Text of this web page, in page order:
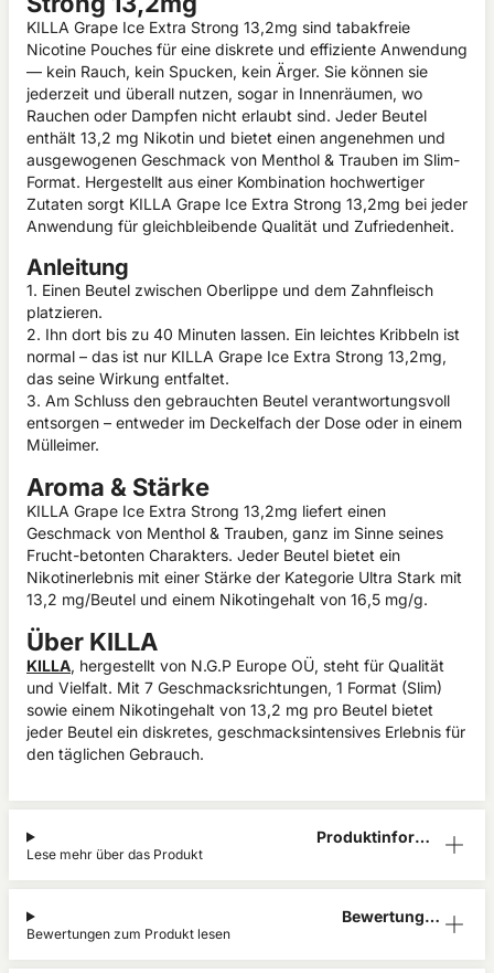
KILLA Grape Ice Extra Strong 13,2mg sind tabakfreie
Nicotine Pouches für eine diskrete und effiziente Anwendung
— kein Rauch, kein Spucken, kein Ärger. Sie können sie
jederzeit und überall nutzen, sogar in Innenräumen, wo
Rauchen oder Dampfen nicht erlaubt sind. Jeder Beutel
enthält 13,2 mg Nikotin und bietet einen angenehmen und
ausgewogenen Geschmack von Menthol & Trauben im Slim-
Format. Hergestellt aus einer Kombination hochwertiger
Zutaten sorgt KILLA Grape Ice Extra Strong 13,2mg bei jeder
Anwendung für gleichbleibende Qualität und Zufriedenheit.
Anleitung
1. Einen Beutel zwischen Oberlippe und dem Zahnfleisch
platzieren.
2. Ihn dort bis zu 40 Minuten lassen. Ein leichtes Kribbeln ist
normal – das ist nur KILLA Grape Ice Extra Strong 13,2mg,
das seine Wirkung entfaltet.
3. Am Schluss den gebrauchten Beutel verantwortungsvoll
entsorgen – entweder im Deckelfach der Dose oder in einem
Mülleimer.
Aroma & Stärke
KILLA Grape Ice Extra Strong 13,2mg liefert einen
Geschmack von Menthol & Trauben, ganz im Sinne seines
Frucht-betonten Charakters. Jeder Beutel bietet ein
Nikotinerlebnis mit einer Stärke der Kategorie Ultra Stark mit
13,2 mg/Beutel und einem Nikotingehalt von 16,5 mg/g.
Über KILLA
KILLA, hergestellt von N.G.P Europe OÜ, steht für Qualität
und Vielfalt. Mit 7 Geschmacksrichtungen, 1 Format (Slim)
sowie einem Nikotingehalt von 13,2 mg pro Beutel bietet
jeder Beutel ein diskretes, geschmacksintensives Erlebnis für
den täglichen Gebrauch.
Produktinform
Lese mehr über das Produkt
Bewertunge
Bewertungen zum Produkt lesen